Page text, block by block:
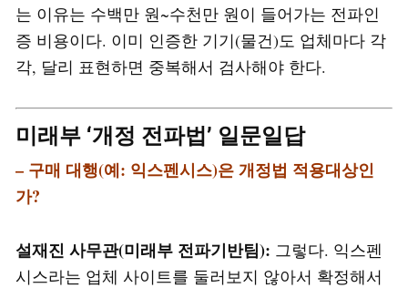
는 이유는 수백만 원~수천만 원이 들어가는 전파인
증 비용이다. 이미 인증한 기기(물건)도 업체마다 각
각, 달리 표현하면 중복해서 검사해야 한다.
미래부 ‘개정 전파법’ 일문일답
– 구매 대행(예: 익스펜시스)은 개정법 적용대상인
가?
설재진 사무관(미래부 전파기반팀): 그렇다. 익스펜
시스라는 업체 사이트를 둘러보지 않아서 확정해서